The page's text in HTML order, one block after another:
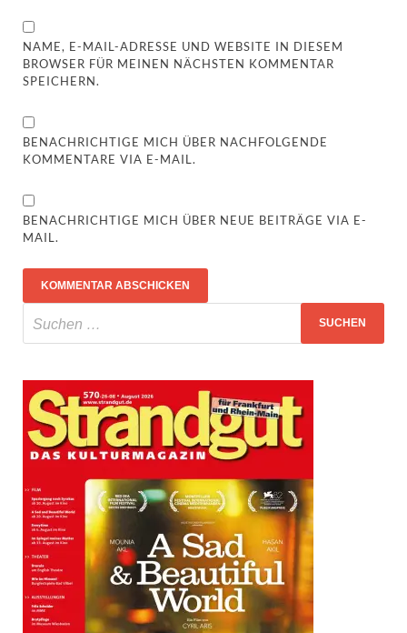
NAME, E-MAIL-ADRESSE UND WEBSITE IN DIESEM
BROWSER FÜR MEINEN NÄCHSTEN KOMMENTAR
SPEICHERN.
BENACHRICHTIGE MICH ÜBER NACHFOLGENDE
KOMMENTARE VIA E-MAIL.
BENACHRICHTIGE MICH ÜBER NEUE BEITRÄGE VIA E-
MAIL.